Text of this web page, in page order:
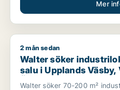
Mer
Walter söker industrilokal
2 mån sedan
Walter söker
salu i Upplands
Österåker m.fl.
Walter söker 70-200 m²